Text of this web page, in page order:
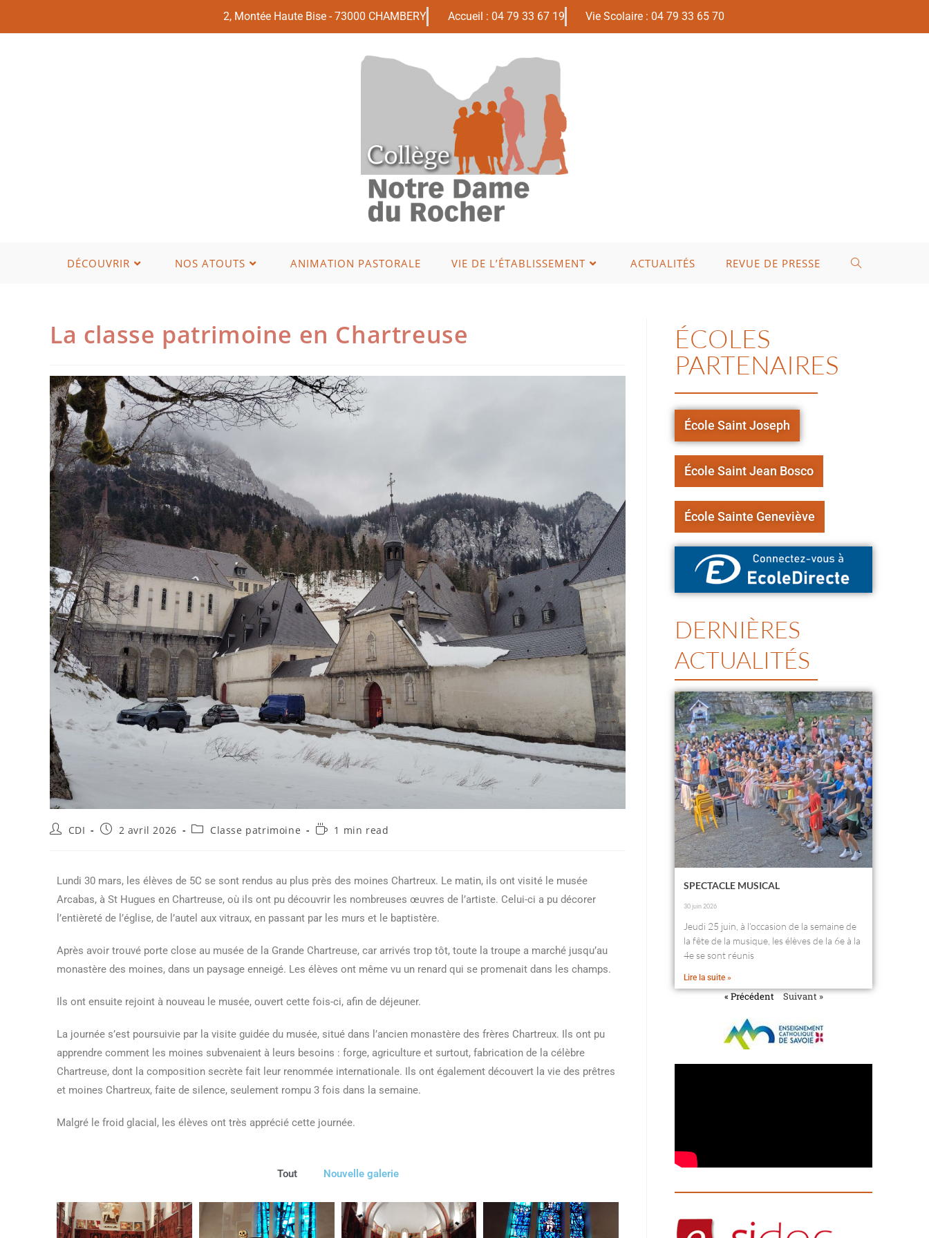
2, Montée Haute Bise - 73000 CHAMBERY Accueil : 04 79 33 67 19 Vie Scolaire : 04 79 33 65 70
DÉCOUVRIR NOS ATOUTS ANIMATION PASTORALE VIE DE L’ÉTABLISSEMENT ACTUALITÉS REVUE DE PRESSE
La classe patrimoine en Chartreuse
CDI 2 avril 2026 Classe patrimoine 1 min read
Lundi 30 mars, les élèves de 5C se sont rendus au plus près des moines Chartreux. Le matin, ils ont visité le musée
Arcabas, à St Hugues en Chartreuse, où ils ont pu découvrir les nombreuses œuvres de l’artiste. Celui-ci a pu décorer
l’entièreté de l’église, de l’autel aux vitraux, en passant par les murs et le baptistère.
Après avoir trouvé porte close au musée de la Grande Chartreuse, car arrivés trop tôt, toute la troupe a marché jusqu’au
monastère des moines, dans un paysage enneigé. Les élèves ont même vu un renard qui se promenait dans les champs.
Ils ont ensuite rejoint à nouveau le musée, ouvert cette fois-ci, afin de déjeuner.
La journée s’est poursuivie par la visite guidée du musée, situé dans l’ancien monastère des frères Chartreux. Ils ont pu
apprendre comment les moines subvenaient à leurs besoins : forge, agriculture et surtout, fabrication de la célèbre
Chartreuse, dont la composition secrète fait leur renommée internationale. Ils ont également découvert la vie des prêtres
et moines Chartreux, faite de silence, seulement rompu 3 fois dans la semaine.
Malgré le froid glacial, les élèves ont très apprécié cette journée.
Tout Nouvelle galerie
ÉCOLES
PARTENAIRES
École Saint Joseph
École Saint Jean Bosco
École Sainte Geneviève
DERNIÈRES
ACTUALITÉS
SPECTACLE MUSICAL
30 juin 2026
Jeudi 25 juin, à l’occasion de la semaine de
la fête de la musique, les élèves de la 6e à la
4e se sont réunis
Lire la suite »
« Précédent Suivant »